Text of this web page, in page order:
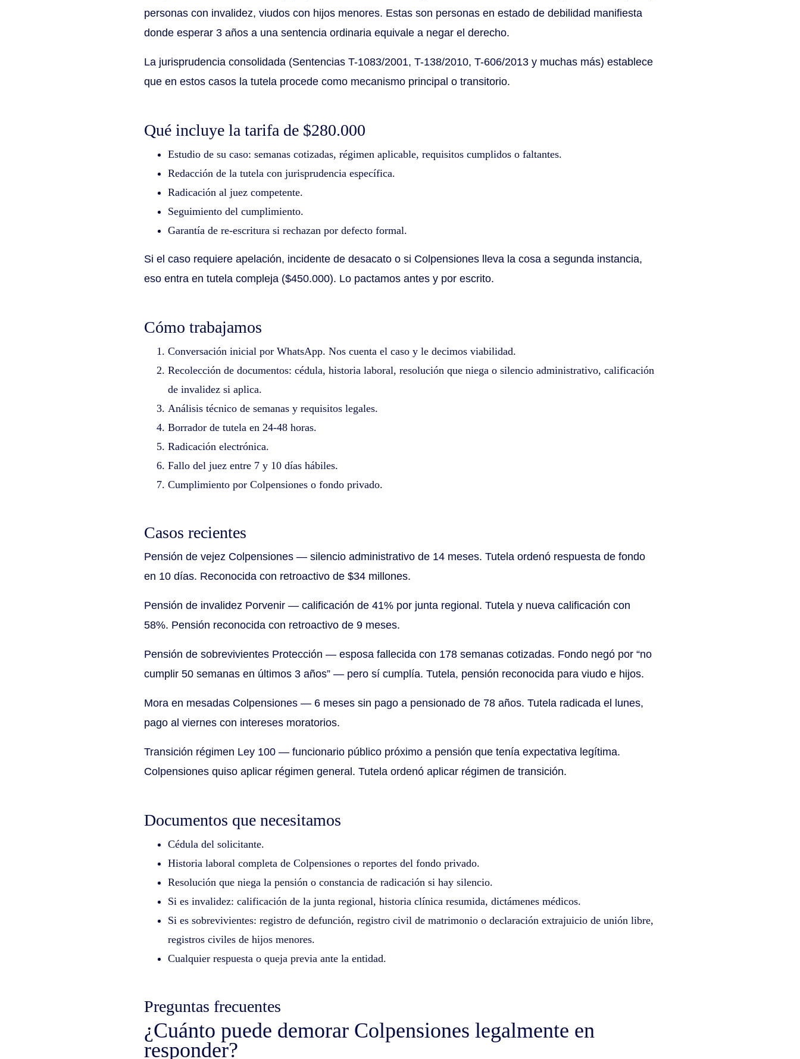
personas con invalidez, viudos con hijos menores. Estas son personas en estado de debilidad manifiesta
donde esperar 3 años a una sentencia ordinaria equivale a negar el derecho.
La jurisprudencia consolidada (Sentencias T-1083/2001, T-138/2010, T-606/2013 y muchas más) establece
que en estos casos la tutela procede como mecanismo principal o transitorio.
Qué incluye la tarifa de $280.000
Estudio de su caso: semanas cotizadas, régimen aplicable, requisitos cumplidos o faltantes.
Redacción de la tutela con jurisprudencia específica.
Radicación al juez competente.
Seguimiento del cumplimiento.
Garantía de re-escritura si rechazan por defecto formal.
Si el caso requiere apelación, incidente de desacato o si Colpensiones lleva la cosa a segunda instancia,
eso entra en tutela compleja ($450.000). Lo pactamos antes y por escrito.
Cómo trabajamos
Conversación inicial por WhatsApp. Nos cuenta el caso y le decimos viabilidad.
Recolección de documentos: cédula, historia laboral, resolución que niega o silencio administrativo, calificación
de invalidez si aplica.
Análisis técnico de semanas y requisitos legales.
Borrador de tutela en 24-48 horas.
Radicación electrónica.
Fallo del juez entre 7 y 10 días hábiles.
Cumplimiento por Colpensiones o fondo privado.
Casos recientes
Pensión de vejez Colpensiones — silencio administrativo de 14 meses. Tutela ordenó respuesta de fondo
en 10 días. Reconocida con retroactivo de $34 millones.
Pensión de invalidez Porvenir — calificación de 41% por junta regional. Tutela y nueva calificación con
58%. Pensión reconocida con retroactivo de 9 meses.
Pensión de sobrevivientes Protección — esposa fallecida con 178 semanas cotizadas. Fondo negó por “no
cumplir 50 semanas en últimos 3 años” — pero sí cumplía. Tutela, pensión reconocida para viudo e hijos.
Mora en mesadas Colpensiones — 6 meses sin pago a pensionado de 78 años. Tutela radicada el lunes,
pago al viernes con intereses moratorios.
Transición régimen Ley 100 — funcionario público próximo a pensión que tenía expectativa legítima.
Colpensiones quiso aplicar régimen general. Tutela ordenó aplicar régimen de transición.
Documentos que necesitamos
Cédula del solicitante.
Historia laboral completa de Colpensiones o reportes del fondo privado.
Resolución que niega la pensión o constancia de radicación si hay silencio.
Si es invalidez: calificación de la junta regional, historia clínica resumida, dictámenes médicos.
Si es sobrevivientes: registro de defunción, registro civil de matrimonio o declaración extrajuicio de unión libre,
registros civiles de hijos menores.
Cualquier respuesta o queja previa ante la entidad.
Preguntas frecuentes
¿Cuánto puede demorar Colpensiones legalmente en
responder?